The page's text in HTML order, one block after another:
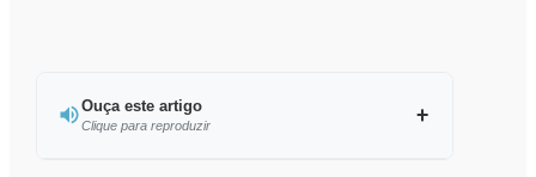
Ouça este artigo
Clique para reproduzir